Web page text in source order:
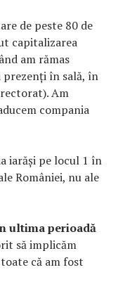
de peste 80 de
capitalizarea
am rămas
prezenți în sală, în
Am
compania
iarăși pe locul 1 în
României, nu ale
ultima perioadă
să implicăm
că am fost